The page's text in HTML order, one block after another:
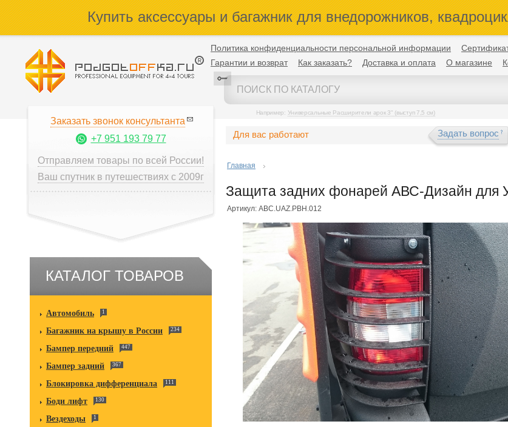
Купить аксессуары и багажник для внедорожников,
Политика конфиденциальности персональной информации
Гарантии и возврат
Как заказать? Доставка и оплата О магазине
Например: Универсальные Расширители арок 3" (выступ 7,5 см)
Заказать звонок консультанта
+7 951 193 79 77
Отправляем товары по всей России!
Ваш спутник в путешествиях с 2009г
КАТАЛОГ ТОВАРОВ
Автомобиль 1
Багажник на крышу в России 234
Бампер передний 447
Бампер задний 367
Блокировка дифференциала 111
Боди лифт 130
Вездеходы 1
Для вас работают Задать вопрос
Главная
Защита задних фонарей АВС-Дизайн для
Артикул: ABC.UAZ.PBH.012